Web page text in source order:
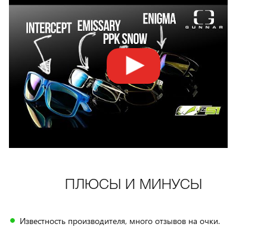
ПЛЮСЫ И МИНУСЫ
Известность производителя, много отзывов на очки.